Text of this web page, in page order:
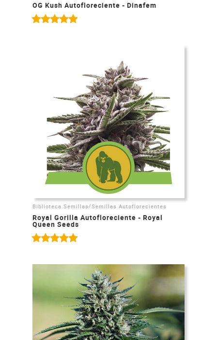
OG Kush Autofloreciente - Dinafem
Biblioteca Semillas /Semillas Autoflorecientes
Royal Gorilla Autofloreciente - Royal
Queen Seeds